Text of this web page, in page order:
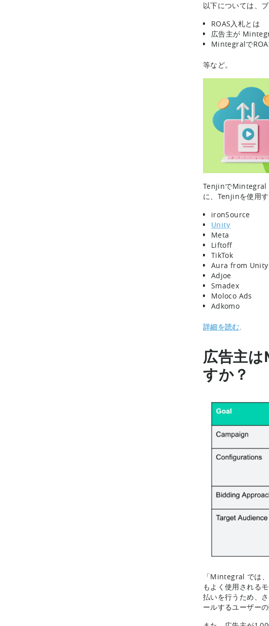
以下については、
ROAS入札とは
広告主が
Mintegralで
等など。
TenjinでMintegral
に、Tenjinを使用
ironSource
Unity
Meta
Liftoff
TikTok
Aura from Unity
Adjoe
Smadex
Moloco Ads
Adkomo
詳細を読む.
広告主
すか？
「Mintegral では
もよく使用される
払いを行うため、
ールするユーザー